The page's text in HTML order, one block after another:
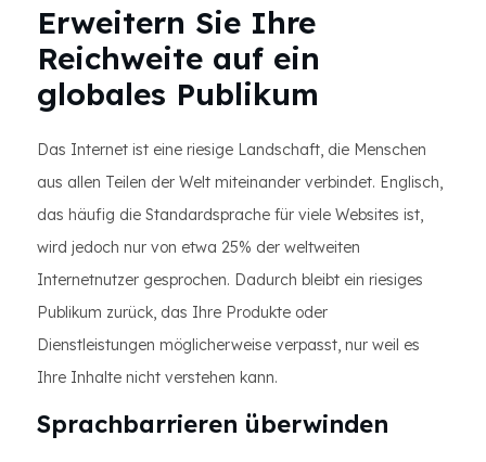
Erweitern Sie Ihre
Reichweite auf ein
globales Publikum
Das Internet ist eine riesige Landschaft, die Menschen
aus allen Teilen der Welt miteinander verbindet. Englisch,
das häufig die Standardsprache für viele Websites ist,
wird jedoch nur von etwa 25% der weltweiten
Internetnutzer gesprochen. Dadurch bleibt ein riesiges
Publikum zurück, das Ihre Produkte oder
Dienstleistungen möglicherweise verpasst, nur weil es
Ihre Inhalte nicht verstehen kann.
Sprachbarrieren überwinden